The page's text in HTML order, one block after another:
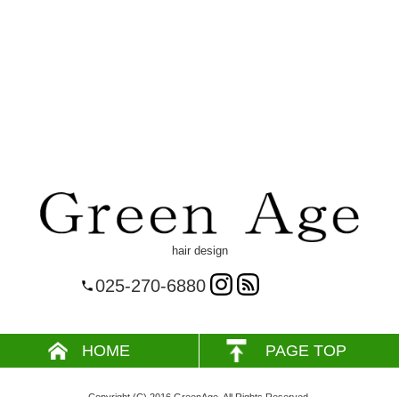
hair design
025-270-6880
HOME PAGE TOP